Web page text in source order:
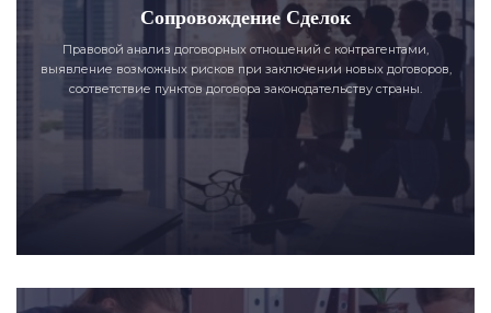
Сопровождение Сделок
Правовой анализ договорных отношений с контрагентами,
выявление возможных рисков при заключении новых договоров,
соответствие пунктов договора законодательству страны.